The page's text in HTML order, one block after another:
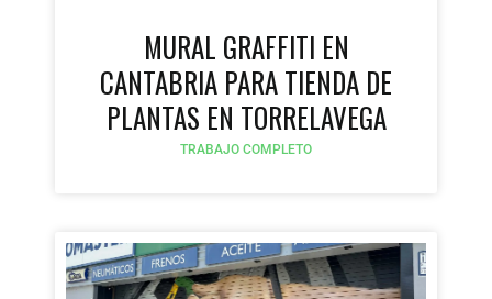
MURAL GRAFFITI EN
CANTABRIA PARA TIENDA DE
PLANTAS EN TORRELAVEGA
TRABAJO COMPLETO